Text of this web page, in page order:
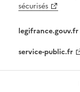
sécurisés
legifrance.gouv.fr
service-public.fr